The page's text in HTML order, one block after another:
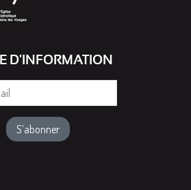
D'INFORMATION